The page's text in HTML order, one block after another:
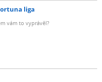
liga
vám to vyprávěl?